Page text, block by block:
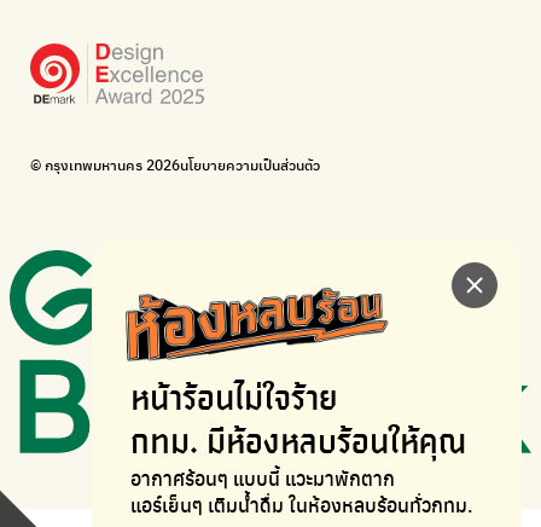
หน้าร้อนไม่ใจร้าย
กทม. มีห้องหลบร้อนให้คุณ
อากาศร้อนๆ แบบนี้ แวะมาพักตาก
แอร์เย็นๆ เติมน้ำดื่ม ในห้องหลบร้อนทั่วกทม.
BUCA
ภาคีจักรยานเมือง กรุงเทพฯ
© กรุงเทพมหานคร 2026นโยบายความเป็นส่วนตัว